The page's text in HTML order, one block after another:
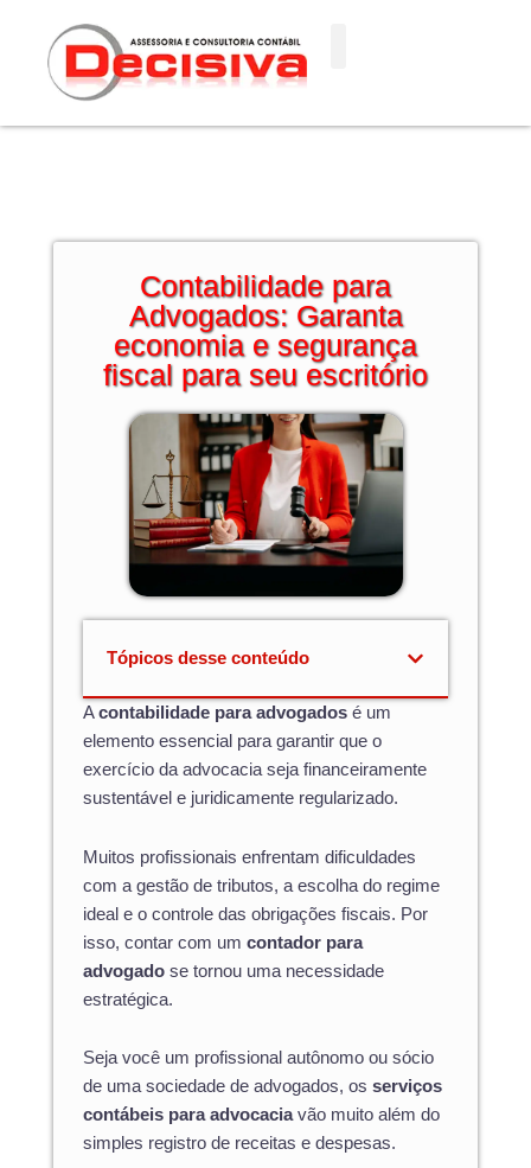
conteúdo
Contabilidade para
Advogados: Garanta
economia e segurança
fiscal para seu escritório
Tópicos desse conteúdo
Acontabilidade para advogados é um
elemento essencial para garantir que o
exercício da advocacia seja financeiramente
sustentável e juridicamente regularizado.
Muitos profissionais enfrentam dificuldades
com a gestão de tributos, a escolha do regime
ideal e o controle das obrigações fiscais. Por
isso, contar com um contador para
advogado se tornou uma necessidade
estratégica.
Seja você um profissional autônomo ou sócio
de uma sociedade de advogados, os serviços
contábeis para advocaciavão muito além do
simples registro de receitas e despesas.